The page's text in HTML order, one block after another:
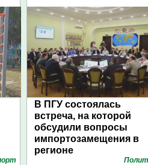
В ПГУ состоялась
встреча, на которой
обсудили вопросы
импортозамещения в
регионе